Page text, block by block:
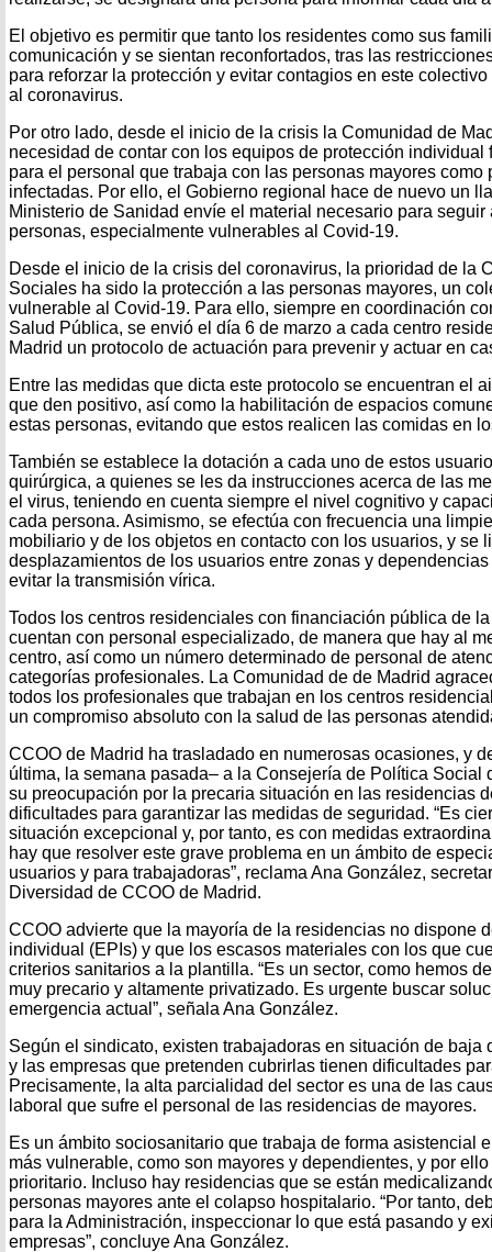
El objetivo es permitir que tanto los residentes como sus
comunicación y se sientan reconfortados, tras las
para reforzar la protección y evitar contagios en este
al coronavirus.
Por otro lado, desde el inicio de la crisis la Comunidad de
necesidad de contar con los equipos de protección individual
para el personal que trabaja con las personas mayores
infectadas. Por ello, el Gobierno regional hace de nuevo un
Ministerio de Sanidad envíe el material necesario para seguir
personas, especialmente vulnerables al Covid-19.
Desde el inicio de la crisis del coronavirus, la prioridad de la
Sociales ha sido la protección a las personas mayores, un
vulnerable al Covid-19. Para ello, siempre en coordinación
Salud Pública, se envió el día 6 de marzo a cada centro
Madrid un protocolo de actuación para prevenir y actuar en
Entre las medidas que dicta este protocolo se encuentran el
que den positivo, así como la habilitación de espacios
estas personas, evitando que estos realicen las comidas en
También se establece la dotación a cada uno de estos
quirúrgica, a quienes se les da instrucciones acerca de las
el virus, teniendo en cuenta siempre el nivel cognitivo y
cada persona. Asimismo, se efectúa con frecuencia una
mobiliario y de los objetos en contacto con los usuarios, y se
desplazamientos de los usuarios entre zonas y
evitar la transmisión vírica.
Todos los centros residenciales con financiación pública de
cuentan con personal especializado, de manera que hay al
centro, así como un número determinado de personal de
categorías profesionales. La Comunidad de de Madrid
todos los profesionales que trabajan en los centros
un compromiso absoluto con la salud de las personas
CCOO de Madrid ha trasladado en numerosas ocasiones, y
última, la semana pasada– a la Consejería de Política Social
su preocupación por la precaria situación en las residencias
dificultades para garantizar las medidas de seguridad. “Es
situación excepcional y, por tanto, es con medidas
hay que resolver este grave problema en un ámbito de
usuarios y para trabajadoras”, reclama Ana González,
Diversidad de CCOO de Madrid.
CCOO advierte que la mayoría de la residencias no dispone
individual (EPIs) y que los escasos materiales con los que
criterios sanitarios a la plantilla. “Es un sector, como hemos
muy precario y altamente privatizado. Es urgente buscar
emergencia actual”, señala Ana González.
Según el sindicato, existen trabajadoras en situación de baja
y las empresas que pretenden cubrirlas tienen dificultades
Precisamente, la alta parcialidad del sector es una de las
laboral que sufre el personal de las residencias de mayores.
Es un ámbito sociosanitario que trabaja de forma asistencial
más vulnerable, como son mayores y dependientes, y por
prioritario. Incluso hay residencias que se están
personas mayores ante el colapso hospitalario. “Por tanto,
para la Administración, inspeccionar lo que está pasando y
empresas”, concluye Ana González.